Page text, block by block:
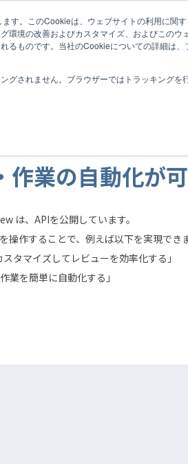
す。このCookieは、ウェブサイトの利用に関
環境の改善およびカスタマイズ、およびこのウ
るものです。当社のCookieについての詳細は、
グされません。ブラウザーではトラッキングを
機能一覧 導入事例 動作環境
作業の自動化が
は、APIを公開しています。
操作することで、例えば以下を実現でき
タマイズしてレビューを効率化する」
業を簡単に自動化する」